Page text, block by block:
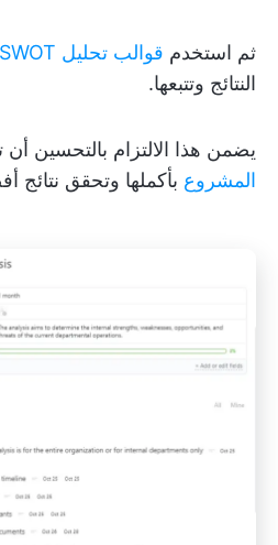
ثم استخدم قوالب تحليل SWOT من ClickUp
النتائج وتتبعها.
يضمن هذا الالتزام بالتحسين أن
المشروع بأكملها وتحقق نتائج